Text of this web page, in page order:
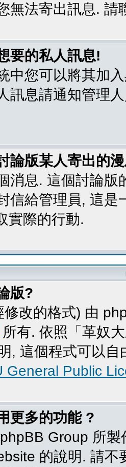
無法寄出訊息. 請
要的私人訊息!
中您可以將其加
訊息請通知管理
論版某人寄出的
消息. 這個討論
信給管理員, 這
實際的行動.
版?
修改的格式) 由
所有. 依照「革奴
, 這個程式可以
General Public
更多的功能 ?
Group 所
的說明. 請